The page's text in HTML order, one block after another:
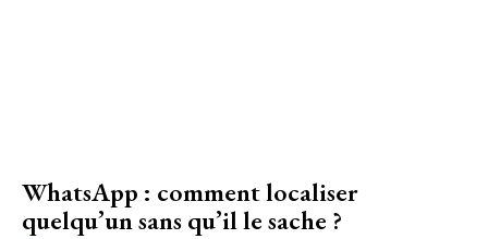
WhatsApp : comment localiser
quelqu’un sans qu’il le sache ?